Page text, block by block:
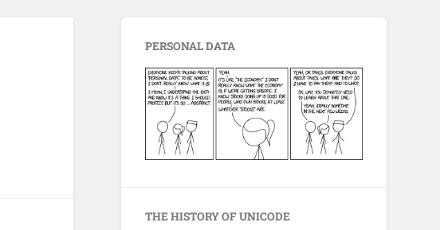
PERSONAL DATA
THE HISTORY OF UNICODE